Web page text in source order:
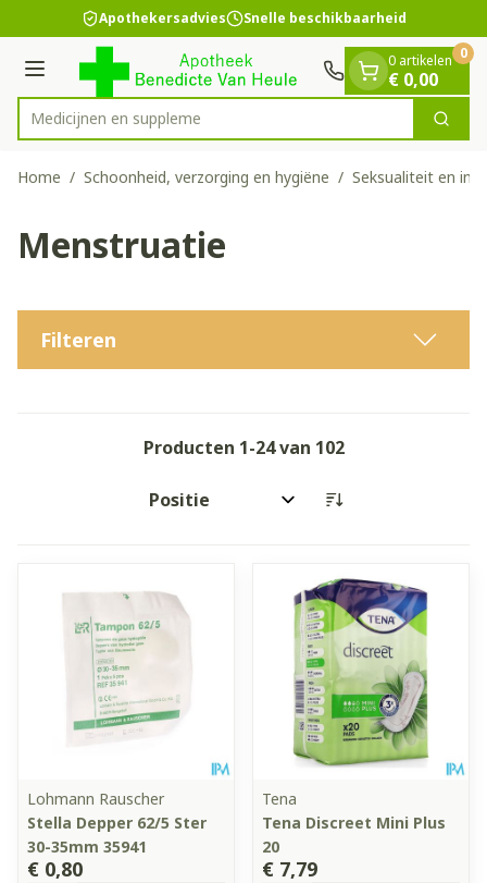
Ga naar de inhoud
1 van 1 Apothekersadvies Snelle beschikbaarheid
Menu
Product, merk, categorie... Zoek
0 artikelen
€ 0,00
0
Home / Schoonheid, verzorging en hygiëne / Seksualiteit en
Menstruatie
Filteren
Producten 1-24van 102
Sorteer op:
Lohmann Rauscher
Stella Depper 62/5 Ster
30-35mm 35941
€ 0,80
Tena
Tena Discreet Mini Plus
20
€ 7,79